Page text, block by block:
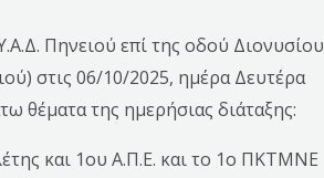
Πηνειού επί της οδού Διονυσίου
στις 06/10/2025, ημέρα Δευτέρα
θέματα της ημερήσιας διάταξης:
και 1ου Α.Π.Ε. και το 1ο ΠΚΤΜΝΕ